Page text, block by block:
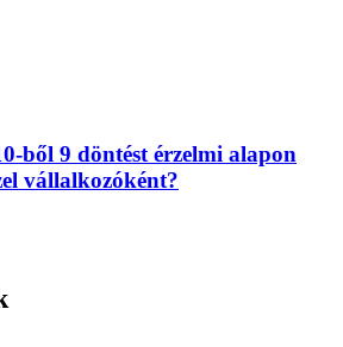
ből 9 döntést érzelmi alapon
vállalkozóként?